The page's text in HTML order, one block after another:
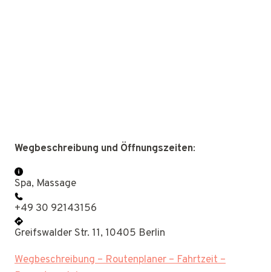
Wegbeschreibung und Öffnungszeiten:
Spa, Massage
+49 30 92143156
Greifswalder Str. 11, 10405 Berlin
Wegbeschreibung – Routenplaner – Fahrtzeit –